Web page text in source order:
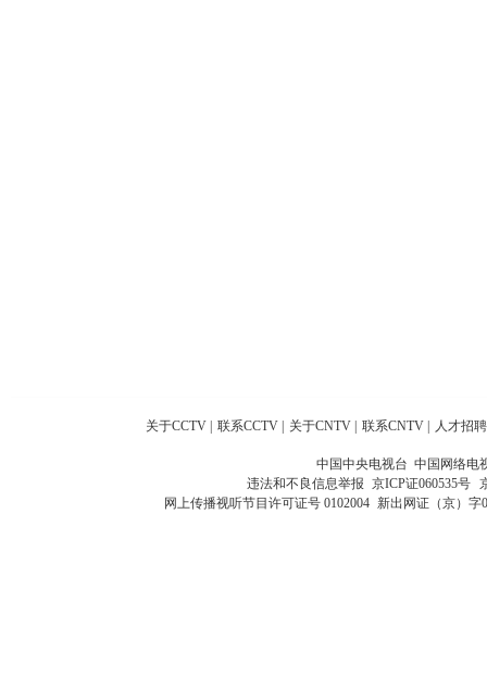
关于CCTV 联系CCTV 关于CNTV 联系CNTV 人才招聘
中国中央电视台 中国网络电
违法和不良信息举报 京ICP证060535号
网上传播视听节目许可证号 0102004 新出网证（京）